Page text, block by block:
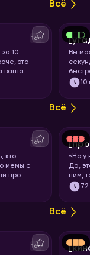
Всё
16+
10
это
ваша
Вы
10
Всё
16+
кто
мемы с
про
не
[про
«Но у
Да,
ним,
72
Всё
16+